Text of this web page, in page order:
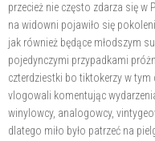
przecież nie często zdarza się
na widowni pojawiło się
jak również będące młodszym
pojedynczymi przypadkami
czterdziestki bo tiktokerzy w tym
vlogowali komentując
winylowcy, analogowcy,
dlatego miło było patrzeć na